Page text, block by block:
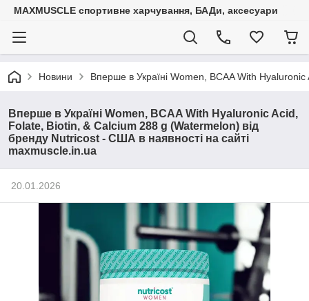
MAXMUSCLE спортивне харчування, БАДи, аксесуари
Новини Вперше в Україні Women, BCAA With
Вперше в Україні Women, BCAA With Hyaluronic Acid,
Folate, Biotin, & Calcium 288 g (Watermelon) від
бренду Nutricost - США в наявності на сайті
maxmuscle.in.ua
20.01.2026